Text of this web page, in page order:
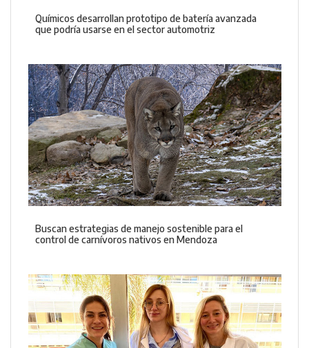
Químicos desarrollan prototipo de batería avanzada
que podría usarse en el sector automotriz
Buscan estrategias de manejo sostenible para el
control de carnívoros nativos en Mendoza